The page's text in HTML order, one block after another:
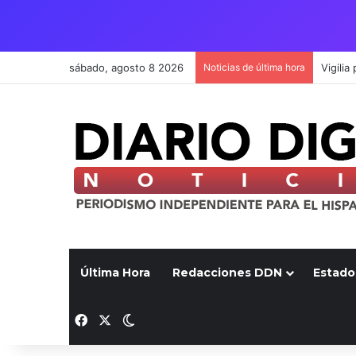
sábado, agosto 8 2026 Noticias de última hora
Última Hora Redacciones DDN
Facebook